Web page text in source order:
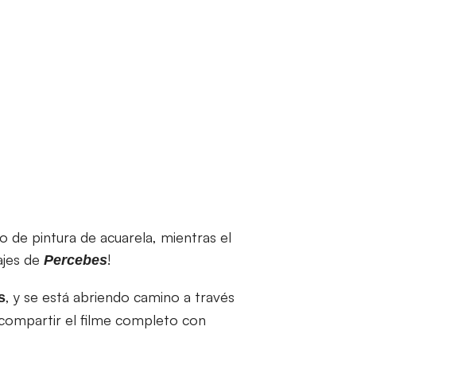
de pintura de acuarela, mientras el
de Percebes!
, y se está abriendo camino a través
el filme completo con